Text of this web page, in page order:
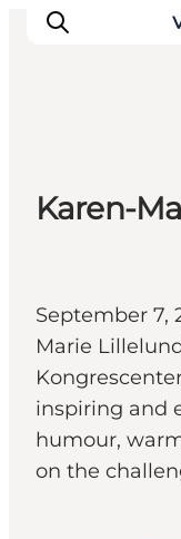
Inspirations
Planifiez
Karen-
September 7,
Marie
inspiring and
humour,
on the